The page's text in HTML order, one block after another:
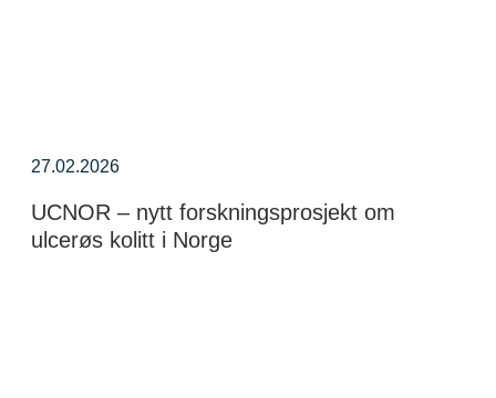
27.02.2026
UCNOR – nytt forskningsprosjekt om
ulcerøs kolitt i Norge